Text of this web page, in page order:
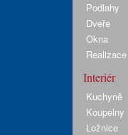
Podlahy
Dveře
Okna
Realizace
Interiér
Kuchyně
Koupelny
Ložnice